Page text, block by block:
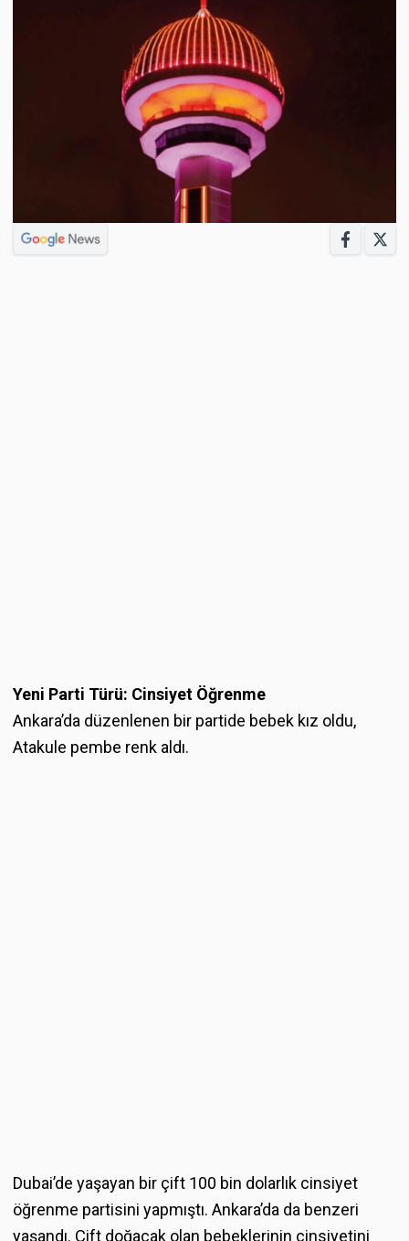
Yeni Parti Türü: Cinsiyet Öğrenme
Ankara’da düzenlenen bir partide bebek kız oldu,
Atakule pembe renk aldı.
Dubai’de yaşayan bir çift 100 bin dolarlık cinsiyet
öğrenme partisini yapmıştı. Ankara’da da benzeri
yaşandı. Çift doğacak olan bebeklerinin cinsiyetini